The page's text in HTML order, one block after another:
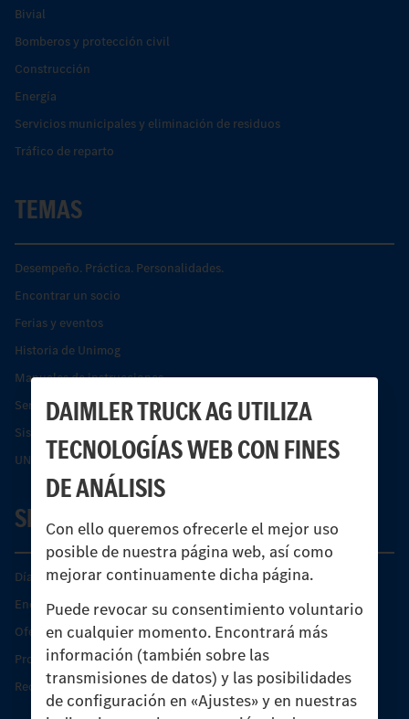
DAIMLER TRUCK AG UTILIZA
TECNOLOGÍAS WEB CON FINES
DE ANÁLISIS
Con ello queremos ofrecerle el mejor uso
posible de nuestra página web, así como
mejorar continuamente dicha página.
Puede revocar su consentimiento voluntario
en cualquier momento. Encontrará más
información (también sobre las
transmisiones de datos) y las posibilidades
de configuración en «Ajustes» y en nuestras
Bivial
Bomberos y protección civil
Construcción
Energía
Servicios municipales y eliminación de residuos
Tráfico de reparto
TEMAS
Desempeño. Práctica. Personalidades.
Encontrar un socio
Ferias y eventos
Historia de Unimog
Manuales de instrucciones
Servicios financieros
Sistemas de asistencia de seguridad Econic
UNI-TOUCH®
SERVICIO
Días de Servicio del Unimog
Encontrar un socio
Oferta de servicio del Unimog
Productos de piezas y servicio
Recambios originales